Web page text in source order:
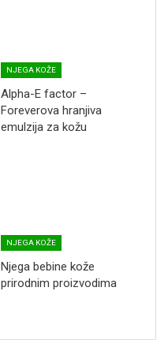
NJEGA KOŽE
Alpha-E factor –
Foreverova hranjiva
emulzija za kožu
NJEGA KOŽE
Njega bebine kože
prirodnim proizvodima